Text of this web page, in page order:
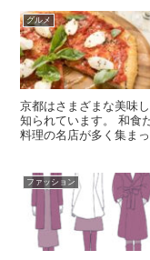
グルメ
京都はさまざまな美味
知られています。 和食
料理の名店が多く集ま
ファッション